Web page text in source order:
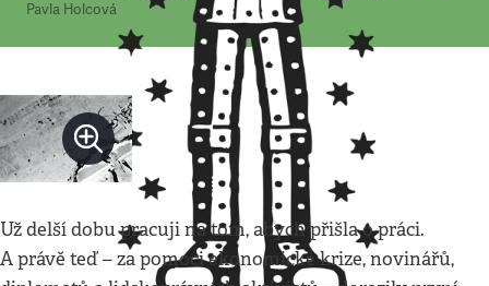
Pavla Holcová
Už delší dobu pracuji na tom, abych přišla o práci.
A právě teď – za pomoci ekonomické krize, novinářů,